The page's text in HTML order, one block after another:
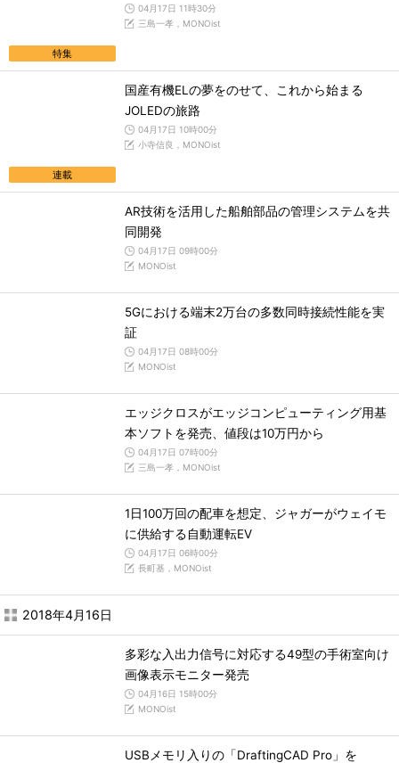
特集
04月17日 11時30分
三島一孝，MONOist
連載
国産有機ELの夢をのせて、これから始まる
JOLEDの旅路
04月17日 10時00分
小寺信良，MONOist
AR技術を活用した船舶部品の管理システムを共
同開発
04月17日 09時00分
MONOist
5Gにおける端末2万台の多数同時接続性能を実
証
04月17日 08時00分
MONOist
エッジクロスがエッジコンピューティング用基
本ソフトを発売、値段は10万円から
04月17日 07時00分
三島一孝，MONOist
1日100万回の配車を想定、ジャガーがウェイモ
に供給する自動運転EV
04月17日 06時00分
長町基，MONOist
2018年4月16日
多彩な入出力信号に対応する49型の手術室向け
画像表示モニター発売
04月16日 15時00分
MONOist
USBメモリ入りの「DraftingCAD Pro」を